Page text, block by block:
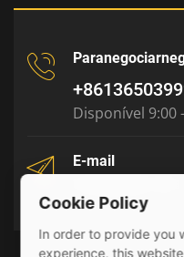
Disponível 9:00
E-mail
Cookie Policy
In order to provide you
experience, this